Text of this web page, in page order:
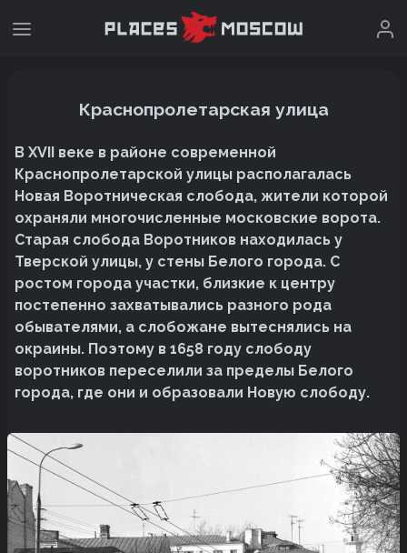
Краснопролетарская улица
В XVII веке в районе современной
Краснопролетарской улицы располагалась
Новая Воротническая слобода, жители которой
охраняли многочисленные московские ворота.
Старая слобода Воротников находилась у
Тверской улицы, у стены Белого города. С
ростом города участки, близкие к центру
постепенно захватывались разного рода
обывателями, а слобожане вытеснялись на
окраины. Поэтому в 1658 году слободу
воротников переселили за пределы Белого
города, где они и образовали Новую слободу.